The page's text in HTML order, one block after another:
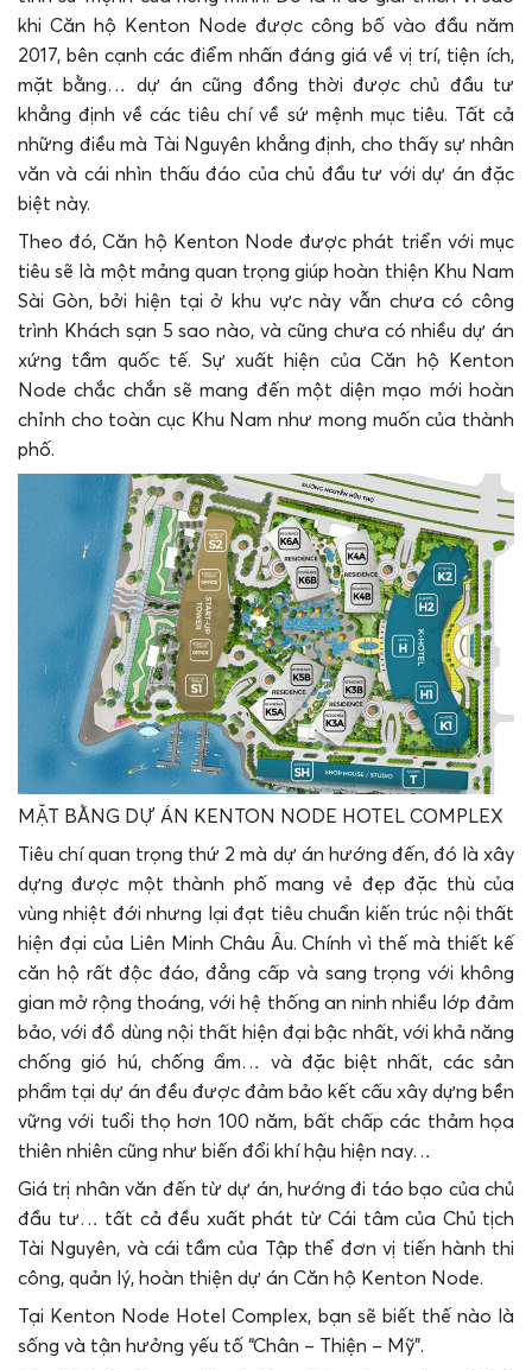
khi Căn hộ Kenton Node được công bố vào đầu năm
2017, bên cạnh các điểm nhấn đáng giá về vị trí, tiện ích,
mặt bằng… dự án cũng đồng thời được chủ đầu tư
khẳng định về các tiêu chí về sứ mệnh mục tiêu. Tất cả
những điều mà Tài Nguyên khẳng định, cho thấy sự nhân
văn và cái nhìn thấu đáo của chủ đầu tư với dự án đặc
biệt này.
Theo đó, Căn hộ Kenton Node được phát triển với mục
tiêu sẽ là một mảng quan trọng giúp hoàn thiện Khu Nam
Sài Gòn, bởi hiện tại ở khu vực này vẫn chưa có công
trình Khách sạn 5 sao nào, và cũng chưa có nhiều dự án
xứng tầm quốc tế. Sự xuất hiện của Căn hộ Kenton
Node chắc chắn sẽ mang đến một diện mạo mới hoàn
chỉnh cho toàn cục Khu Nam như mong muốn của thành
phố.
MẶT BẰNG DỰ ÁN KENTON NODE HOTEL COMPLEX
Tiêu chí quan trọng thứ 2 mà dự án hướng đến, đó là xây
dựng được một thành phố mang vẻ đẹp đặc thù của
vùng nhiệt đới nhưng lại đạt tiêu chuẩn kiến trúc nội thất
hiện đại của Liên Minh Châu Âu. Chính vì thế mà thiết kế
căn hộ rất độc đáo, đẳng cấp và sang trọng với không
gian mở rộng thoáng, với hệ thống an ninh nhiều lớp đảm
bảo, với đồ dùng nội thất hiện đại bậc nhất, với khả năng
chống gió hú, chống ẩm… và đặc biệt nhất, các sản
phẩm tại dự án đều được đảm bảo kết cấu xây dựng bền
vững với tuổi thọ hơn 100 năm, bất chấp các thảm họa
thiên nhiên cũng như biến đổi khí hậu hiện nay…
Giá trị nhân văn đến từ dự án, hướng đi táo bạo của chủ
đầu tư… tất cả đều xuất phát từ Cái tâm của Chủ tịch
Tài Nguyên, và cái tầm của Tập thể đơn vị tiến hành thi
công, quản lý, hoàn thiện dự án Căn hộ Kenton Node.
Tại Kenton Node Hotel Complex, bạn sẽ biết thế nào là
sống và tận hưởng yếu tố “Chân – Thiện – Mỹ”.